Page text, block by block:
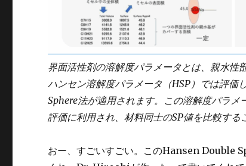
界面活性剤の溶解度パラメータとは、親水性
ハンセン溶解度パラメータ（HSP）では評価
Sphere法が適用されます。この溶解度パラ
評価に利用され、材料同士のSP値を比較する
おー、すごいすごい。このHansen Double